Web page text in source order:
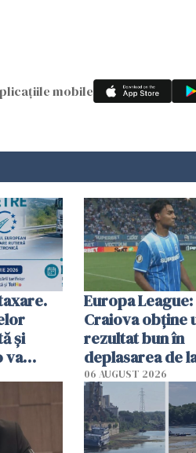
mobile
şi
va
Europa
Craiova obține
rezultat bun în
deplasarea de
06 AUGUST 2026